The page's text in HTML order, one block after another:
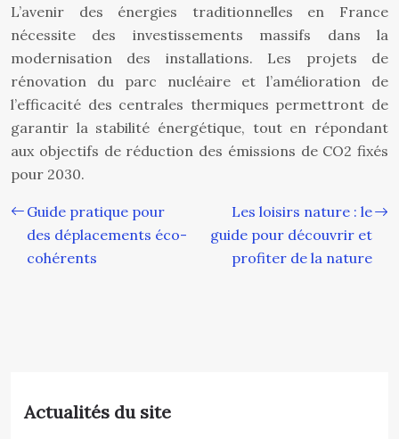
L’avenir des énergies traditionnelles en France
nécessite des investissements massifs dans la
modernisation des installations. Les projets de
rénovation du parc nucléaire et l’amélioration de
l’efficacité des centrales thermiques permettront de
garantir la stabilité énergétique, tout en répondant
aux objectifs de réduction des émissions de CO2 fixés
pour 2030.
Guide pratique pour
des déplacements éco-
cohérents
Les loisirs nature : le
guide pour découvrir et
profiter de la nature
Actualités du site